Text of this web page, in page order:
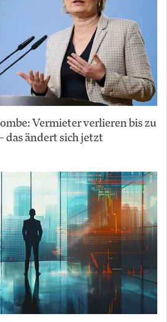
Vermieter verlieren bis zu
das ändert sich jetzt